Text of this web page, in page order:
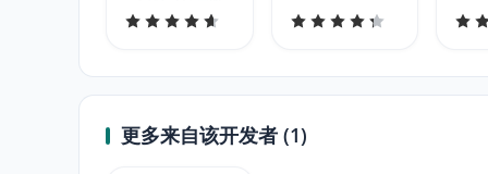
Manager
更多来自该开发者 (1)